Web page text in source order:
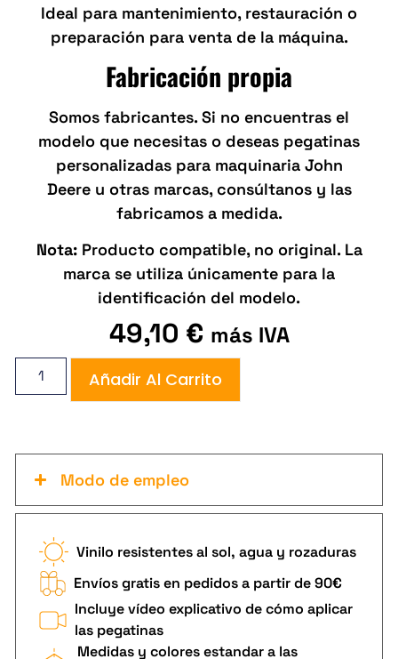
Ideal para mantenimiento, restauración o
preparación para venta de la máquina.
Fabricación propia
Somos fabricantes. Si no encuentras el
modelo que necesitas o deseas pegatinas
personalizadas para maquinaria John
Deere u otras marcas, consúltanos y las
fabricamos a medida.
Nota:Producto compatible, no original. La
marca se utiliza únicamente para la
identificación del modelo.
49,10 € más IVA
Añadir Al Carrito
Modo de empleo
Vinilo resistentes al sol, agua y rozaduras
Envíos gratis en pedidos a partir de 90€
Incluye vídeo explicativo de cómo aplicar
las pegatinas
Medidas y colores estandar a las